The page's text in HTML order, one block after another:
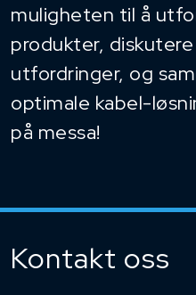
muligheten til å
produkter,
utfordringer, og
optimale kabel-
på messa!
Kontakt oss